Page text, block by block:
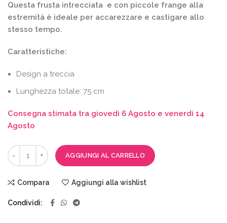
originale
era:
49,90€.
attuale
è:
Questa frusta intrecciata e con piccole frange alla
estremità è ideale per accarezzare e castigare allo
stesso tempo.
Caratteristiche:
Design a treccia
Lunghezza totale: 75 cm
Consegna stimata tra giovedì 6 Agosto e venerdì 14
Agosto
AGGIUNGI AL CARRELLO
Compara Aggiungi alla wishlist
Condividi